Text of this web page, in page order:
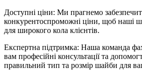
Доступні ціни: Ми прагнемо
конкурентоспроможні ціни, щоб наші
для широкого кола клієнтів.
Експертна підтримка: Наша команда
вам професійні консультації та
правильний тип та розмір шайби для